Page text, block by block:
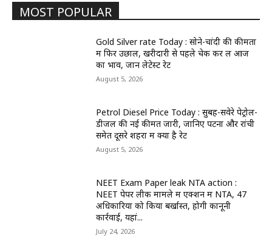
MOST POPULAR
Gold Silver rate Today : सोने-चांदी की कीमतों
में फिर उछाल, खरीदारी से पहले चेक कर लें आज
का भाव, जानें लेटेस्ट रेट
August 5, 2026
Petrol Diesel Price Today : सुबह-सवेरे पेट्रोल-
डीजल की नई कीमतें जारी, जानिए पटना और रांची
समेत दूसरे शहरों में क्या है रेट
August 5, 2026
NEET Exam Paper leak NTA action :
NEET पेपर लीक मामले में एक्शन में NTA, 47
अधिकारियों को किया बर्खास्त, होगी कानूनी
कार्रवाई, यहां...
July 24, 2026